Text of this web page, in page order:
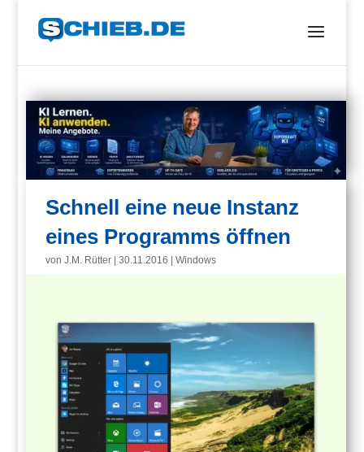
Schnell eine neue Instanz
eines Programms öffnen
vonJ.M. Rütter |30.11.2016 |Windows